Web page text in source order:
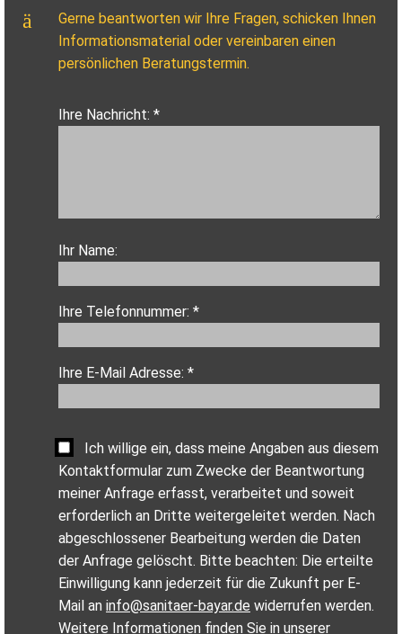
Gerne beantworten wir Ihre Fragen, schicken Ihnen
Informationsmaterial oder vereinbaren einen
persönlichen Beratungstermin.
Ihre Nachricht: *
Ihr Name:
Ihre Telefonnummer: *
Ihre E-Mail Adresse: *
Ich willige ein, dass meine Angaben aus diesem
Kontaktformular zum Zwecke der Beantwortung
meiner Anfrage erfasst, verarbeitet und soweit
erforderlich an Dritte weitergeleitet werden. Nach
abgeschlossener Bearbeitung werden die Daten
der Anfrage gelöscht. Bitte beachten: Die erteilte
Einwilligung kann jederzeit für die Zukunft per E-
Mail an info@sanitaer-bayar.de widerrufen werden.
Weitere Informationen finden Sie in unserer